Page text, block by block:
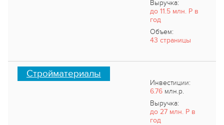
Выручка:
до 11.5 млн. Р в
год
Объем:
43 страницы
Стройматериалы
Инвестиции:
6.76млн.р.
Выручка:
до 27 млн. Р в
год